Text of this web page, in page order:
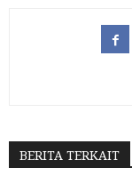
BERITA TERKAIT